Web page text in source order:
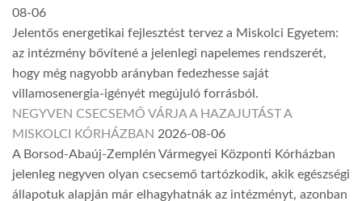
08-06
Jelentős energetikai fejlesztést tervez a Miskolci Egyetem:
az intézmény bővítené a jelenlegi napelemes rendszerét,
hogy még nagyobb arányban fedezhesse saját
villamosenergia-igényét megújuló forrásból.
NEGYVEN CSECSEMŐ VÁRJA A HAZAJUTÁST A
MISKOLCI KÓRHÁZBAN 2026-08-06
A Borsod-Abaúj-Zemplén Vármegyei Központi Kórházban
jelenleg negyven olyan csecsemő tartózkodik, akik egészségi
állapotuk alapján már elhagyhatnák az intézményt, azonban